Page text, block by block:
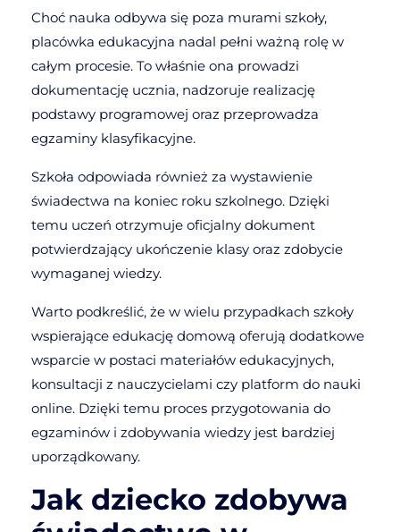
Choć nauka odbywa się poza murami szkoły,
placówka edukacyjna nadal pełni ważną rolę w
całym procesie. To właśnie ona prowadzi
dokumentację ucznia, nadzoruje realizację
podstawy programowej oraz przeprowadza
egzaminy klasyfikacyjne.
Szkoła odpowiada również za wystawienie
świadectwa na koniec roku szkolnego. Dzięki
temu uczeń otrzymuje oficjalny dokument
potwierdzający ukończenie klasy oraz zdobycie
wymaganej wiedzy.
Warto podkreślić, że w wielu przypadkach szkoły
wspierające edukację domową oferują dodatkowe
wsparcie w postaci materiałów edukacyjnych,
konsultacji z nauczycielami czy platform do nauki
online. Dzięki temu proces przygotowania do
egzaminów i zdobywania wiedzy jest bardziej
uporządkowany.
Jak dziecko zdobywa